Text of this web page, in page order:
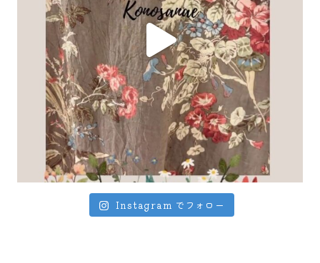
Instagram でフォロー